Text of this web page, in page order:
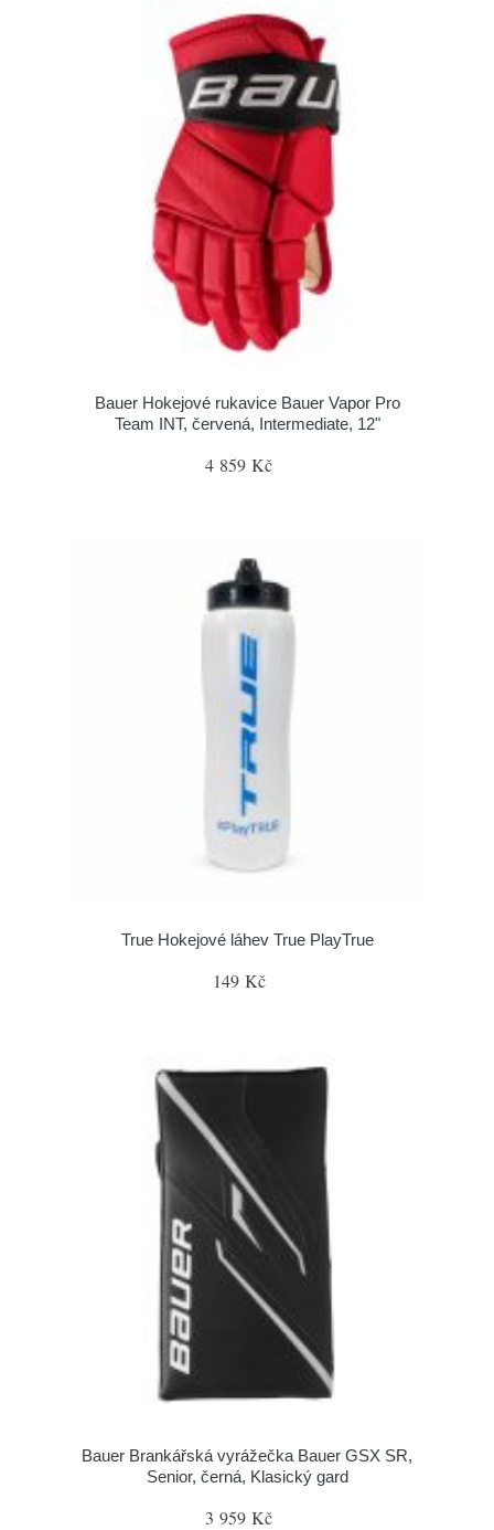
Bauer Hokejové rukavice Bauer Vapor Pro
Team INT, červená, Intermediate, 12"
4 859 Kč
True Hokejové láhev True PlayTrue
149 Kč
Bauer Brankářská vyrážečka Bauer GSX SR,
Senior, černá, Klasický gard
3 959 Kč